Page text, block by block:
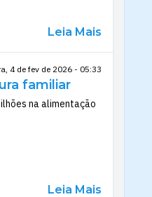
Leia Mais
4 de fev de 2026 - 05:33
familiar
na alimentação
Leia Mais